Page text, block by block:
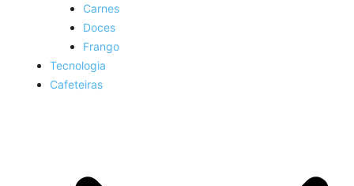
Carnes
Doces
Frango
Tecnologia
Cafeteiras